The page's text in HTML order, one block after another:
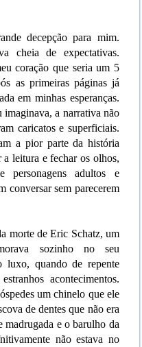
decepção para mim.
cheia de expectativas.
coração que seria um 5
as primeiras páginas já
em minhas esperanças.
imaginava, a narrativa não
caricatos e superficiais.
a pior parte da história
leitura e fechar os olhos,
personagens adultos e
conversar sem parecerem
morte de Eric Schatz, um
sozinho no seu
luxo, quando de repente
acontecimentos.
um chinelo que ele
de dentes que não era
madrugada e o barulho da
não estava no